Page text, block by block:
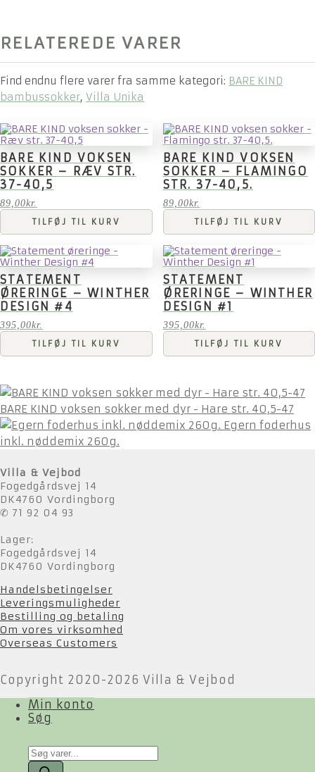
RELATEREDE VARER
Find endnu flere varer fra samme kategori: BARE KIND
bambussokker, Villa Unika
BARE KIND VOKSEN
SOKKER – RÆV STR.
37-40,5
89,00kr.
TILFØJ TIL KURV
BARE KIND VOKSEN
SOKKER – FLAMINGO
STR. 37-40,5.
89,00kr.
TILFØJ TIL KURV
STATEMENT
ØRERINGE – WINTHER
DESIGN #4
395,00kr.
TILFØJ TIL KURV
STATEMENT
ØRERINGE – WINTHER
DESIGN #1
395,00kr.
TILFØJ TIL KURV
BARE KIND voksen sokker med dyr - Hare str. 40,5-47
Egern foderhus
inkl. nøddemix 260g.
Villa & Vejbod
Fogedgårdsvej 14
DK4760 Vordingborg
✆ 71 92 04 93
Lager:
Fogedgårdsvej 14
DK4760 Vordingborg
Handelsbetingelser
Leveringsmuligheder
Bestilling og betaling
Om vores virksomhed
Overseas Customers
Copyright 2020-2026 Villa & Vejbod
Min konto
Søg
Products
search